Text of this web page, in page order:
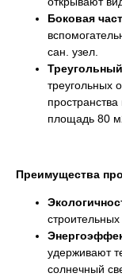
Боковая
сан. узел.
треугольных
площадь 80
Преимущества
удерживают
солнечный